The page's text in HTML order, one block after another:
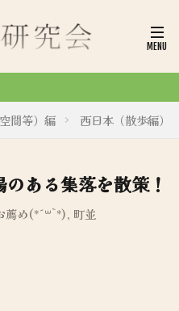
間等）編 西日本（散歩編）
のある集落を散策！
薦め(*´꒳`*), 町並